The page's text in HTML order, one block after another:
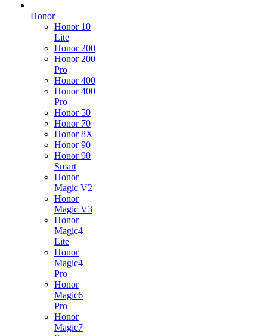
Honor
Honor 10
Lite
Honor 200
Honor 200
Pro
Honor 400
Honor 400
Pro
Honor 50
Honor 70
Honor 8X
Honor 90
Honor 90
Smart
Honor
Magic V2
Honor
Magic V3
Honor
Magic4
Lite
Honor
Magic4
Pro
Honor
Magic6
Pro
Honor
Magic7